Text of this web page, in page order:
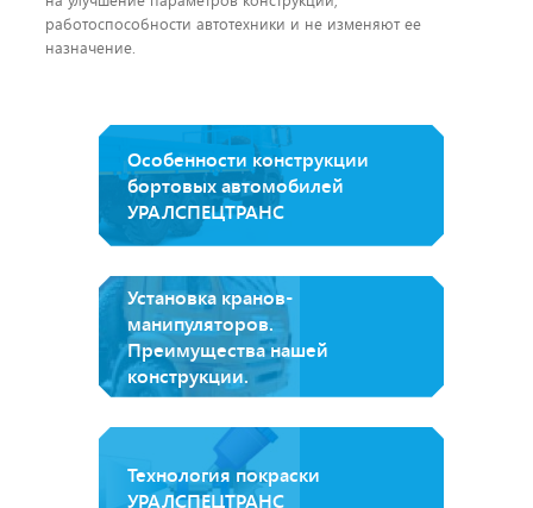
работоспособности автотехники и не изменяют ее
назначение.
Особенности конструкции
бортовых автомобилей
УРАЛСПЕЦТРАНС
Установка кранов-
манипуляторов.
Преимущества нашей
конструкции.
Технология покраски
УРАЛСПЕЦТРАНС